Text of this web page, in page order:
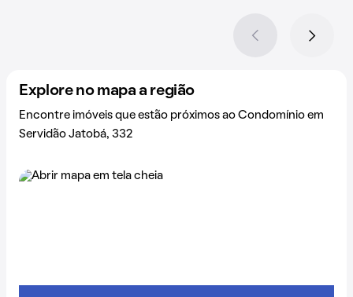
Explore no mapa a região
Encontre imóveis que estão próximos ao Condomínio em
Servidão Jatobá, 332